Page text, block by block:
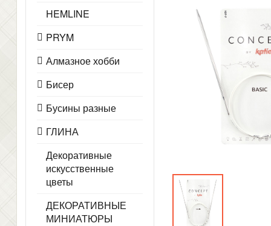
HEMLINE
PRYM
Алмазное хобби
Бисер
Бусины разные
ГЛИНА
Декоративные
искусственные
цветы
ДЕКОРАТИВНЫЕ
МИНИАТЮРЫ